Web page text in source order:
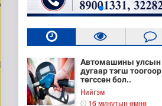
Автомашины улсын
дугаар тэгш тоогоор
төгссөн бол..
Нийгэм
16 минутын өмнө